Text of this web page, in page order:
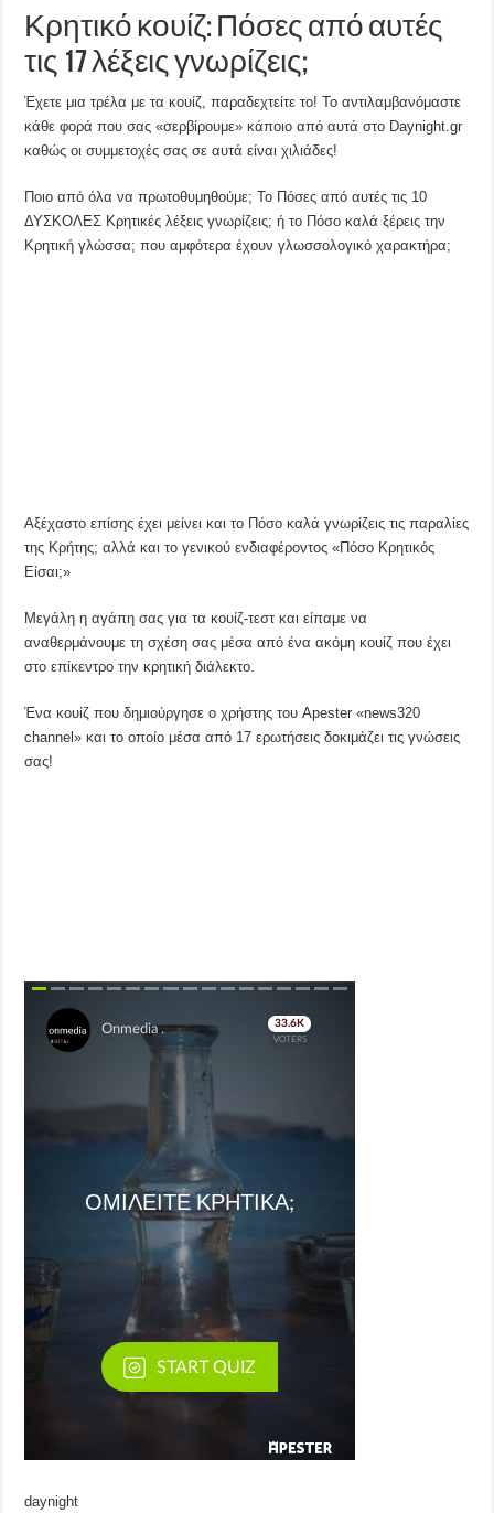
Κρητικό κουίζ: Πόσες από αυτές
τις 17 λέξεις γνωρίζεις;
Έχετε μια τρέλα με τα κουίζ, παραδεχτείτε το! Το αντιλαμβανόμαστε
κάθε φορά που σας «σερβίρουμε» κάποιο από αυτά στο Daynight.gr
καθώς οι συμμετοχές σας σε αυτά είναι χιλιάδες!
Ποιο από όλα να πρωτοθυμηθούμε; Το Πόσες από αυτές τις 10
ΔΥΣΚΟΛΕΣ Κρητικές λέξεις γνωρίζεις; ή το Πόσο καλά ξέρεις την
Κρητική γλώσσα; που αμφότερα έχουν γλωσσολογικό χαρακτήρα;
Αξέχαστο επίσης έχει μείνει και το Πόσο καλά γνωρίζεις τις παραλίες
της Κρήτης; αλλά και το γενικού ενδιαφέροντος «Πόσο Κρητικός
Είσαι;»
Μεγάλη η αγάπη σας για τα κουίζ-τεστ και είπαμε να
αναθερμάνουμε τη σχέση σας μέσα από ένα ακόμη κουίζ που έχει
στο επίκεντρο την κρητική διάλεκτο.
Ένα κουίζ που δημιούργησε ο χρήστης του Apester «news320
channel» και το οποίο μέσα από 17 ερωτήσεις δοκιμάζει τις γνώσεις
σας!
daynight